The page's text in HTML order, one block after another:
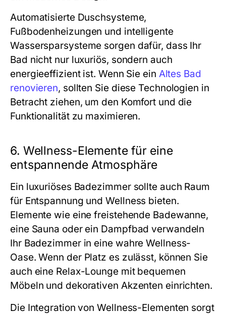
Automatisierte Duschsysteme,
Fußbodenheizungen und intelligente
Wassersparsysteme sorgen dafür, dass Ihr
Bad nicht nur luxuriös, sondern auch
energieeffizient ist. Wenn Sie ein Altes Bad
renovieren, sollten Sie diese Technologien in
Betracht ziehen, um den Komfort und die
Funktionalität zu maximieren.
6. Wellness-Elemente für eine
entspannende Atmosphäre
Ein luxuriöses Badezimmer sollte auch Raum
für Entspannung und Wellness bieten.
Elemente wie eine freistehende Badewanne,
eine Sauna oder ein Dampfbad verwandeln
Ihr Badezimmer in eine wahre Wellness-
Oase. Wenn der Platz es zulässt, können Sie
auch eine Relax-Lounge mit bequemen
Möbeln und dekorativen Akzenten einrichten.
Die Integration von Wellness-Elementen sorgt